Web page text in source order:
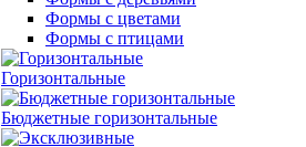
Формы с цветами
Формы с птицами
Горизонтальные
Бюджетные горизонтальные